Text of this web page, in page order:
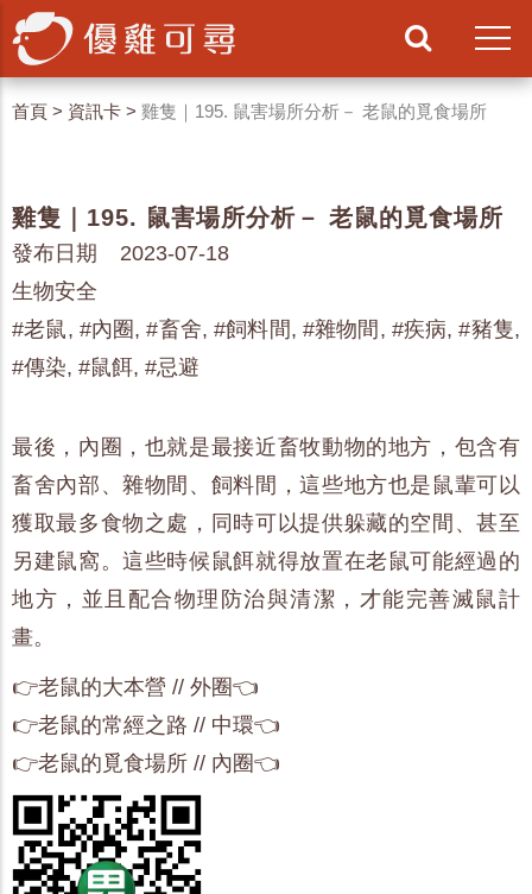
首頁 > 資訊卡 > 雞隻｜195. 鼠害場所分析－ 老鼠的覓食場所
雞隻｜195. 鼠害場所分析－ 老鼠的覓食場所
發布日期 2023-07-18
生物安全
#老鼠, #內圈, #畜舍, #飼料間, #雜物間, #疾病, #豬隻,
#傳染, #鼠餌, #忌避
最後，內圈，也就是最接近畜牧動物的地方，包含有
畜舍內部、雜物間、飼料間，這些地方也是鼠輩可以
獲取最多食物之處，同時可以提供躲藏的空間、甚至
另建鼠窩。這些時候鼠餌就得放置在老鼠可能經過的
地方，並且配合物理防治與清潔，才能完善滅鼠計
畫。
👉老鼠的大本營 // 外圈👈
👉老鼠的常經之路 // 中環👈
👉老鼠的覓食場所 // 內圈👈